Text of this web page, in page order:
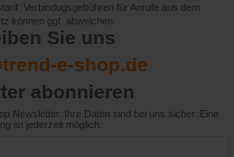
Verbindugsgebühren für Anrufe aus dem
können ggf. abweichen.
Sie uns
e-shop.de
abonnieren
Newsletter. Ihre Daten sind bei uns sicher. Eine
ist jederzeit möglich.